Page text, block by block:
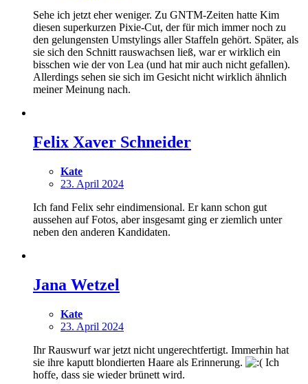
Sehe ich jetzt eher weniger. Zu GNTM-Zeiten hatte Kim
diesen superkurzen Pixie-Cut, der für mich immer noch zu
den gelungensten Umstylings aller Staffeln gehört. Später, als
sie sich den Schnitt rauswachsen ließ, war er wirklich ein
bisschen wie der von Lea (und hat mir auch nicht gefallen).
Allerdings sehen sie sich im Gesicht nicht wirklich ähnlich
meiner Meinung nach.
Felix Xaver Schneider
Kate
23. April 2024
Ich fand Felix sehr eindimensional. Er kann schon gut
aussehen auf Fotos, aber insgesamt ging er ziemlich unter
neben den anderen Kandidaten.
Jana Wetzel
Kate
23. April 2024
Ihr Rauswurf war jetzt nicht ungerechtfertigt. Immerhin hat
sie ihre kaputt blondierten Haare als Erinnerung.
Ich
hoffe, dass sie wieder brünett wird.